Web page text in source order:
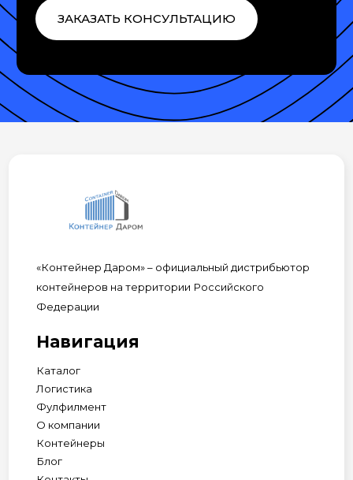
ЗАКАЗАТЬ КОНСУЛЬТАЦИЮ
«Контейнер Даром» – официальный дистрибьютор
контейнеров на территории Российского
Федерации
Навигация
Каталог
Логистика
Фулфилмент
О компании
Контейнеры
Блог